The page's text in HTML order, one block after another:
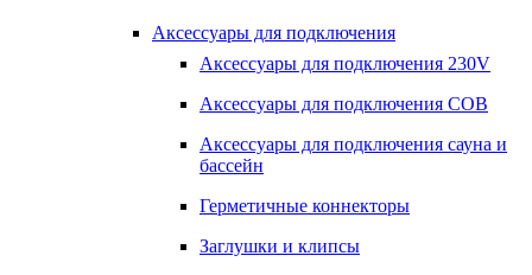
Аксессуары для подключения
Аксессуары для подключения 230V
Аксессуары для подключения COB
Аксессуары для подключения сауна и
бассейн
Герметичные коннекторы
Заглушки и клипсы